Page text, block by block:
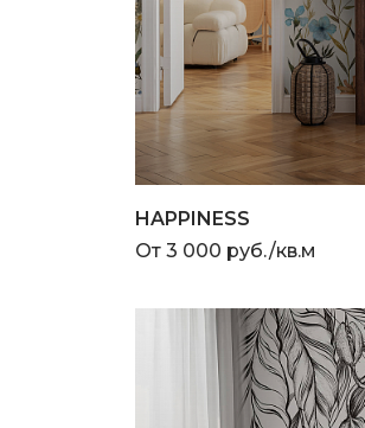
HAPPINESS
От 3 000 руб./кв.м